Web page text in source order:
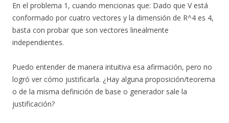
En el problema 1, cuando mencionas que: Dado que V está
conformado por cuatro vectores y la dimensión de R^4 es 4,
basta con probar que son vectores linealmente
independientes.
Puedo entender de manera intuitiva esa afirmación, pero no
logró ver cómo justificarla. ¿Hay alguna proposición/teorema
o de la misma definición de base o generador sale la
justificación?